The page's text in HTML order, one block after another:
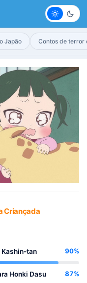
Claro
Japão Contos de terror
Criançada
Kashin-tan 90%
Honki Dasu 87%